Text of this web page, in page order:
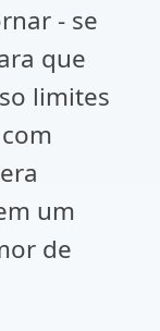
- se
que
limites
um
de